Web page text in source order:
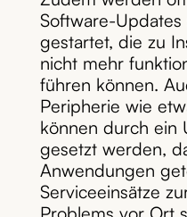
Software-
gestartet, die zu
nicht mehr
führen können.
Peripherie wie
können durch ein
gesetzt werden,
Anwendungen
Serviceeinsätze